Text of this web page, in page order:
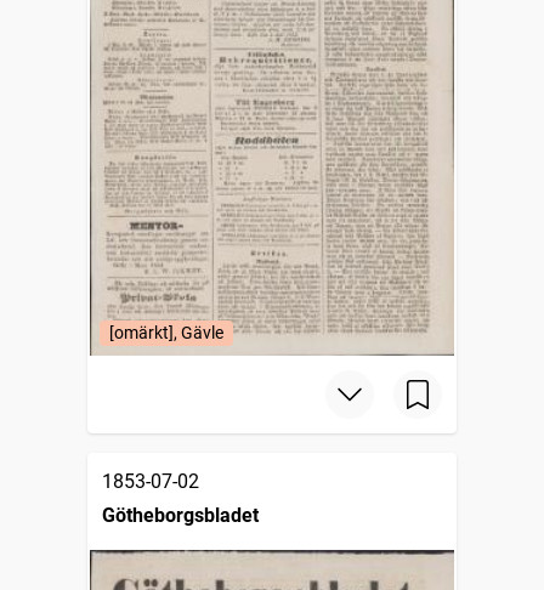
[omärkt], Gävle
1853-07-02
Götheborgsbladet